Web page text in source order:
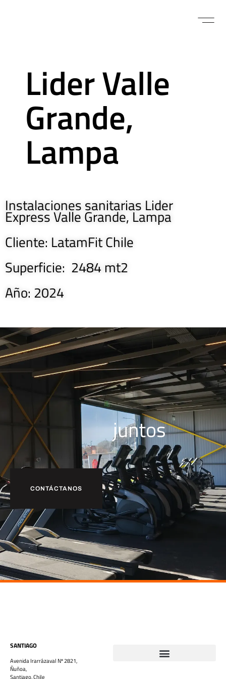
Lider Valle
Grande,
Lampa
Instalaciones sanitarias Lider
Express Valle Grande, Lampa
Cliente: LatamFit Chile
Superficie: 2484 mt2
Año: 2024
juntos
CONTÁCTANOS
SANTIAGO
Avenida Irarrázaval Nº 2821,
Ñuñoa,
Santiago, Chile